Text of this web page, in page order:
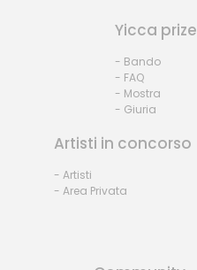
Yicca prize
- Bando
- FAQ
- Mostra
- Giuria
Artisti in concorso
- Artisti
- Area Privata